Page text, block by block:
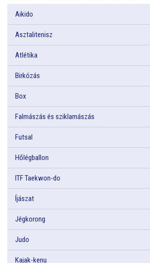
Aikido
Asztalitenisz
Atlétika
Birkózás
Box
Falmászás és sziklamászás
Futsal
Hőlégballon
ITF Taekwon-do
Íjászat
Jégkorong
Judo
Kajak-kenu